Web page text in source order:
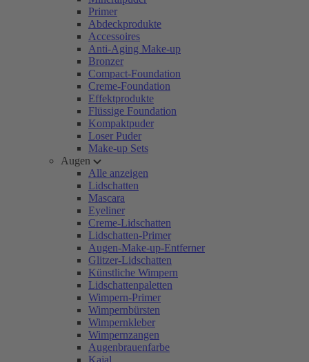
Primer
Abdeckprodukte
Accessoires
Anti-Aging Make-up
Bronzer
Compact-Foundation
Creme-Foundation
Effektprodukte
Flüssige Foundation
Kompaktpuder
Loser Puder
Make-up Sets
Augen
Alle anzeigen
Lidschatten
Mascara
Eyeliner
Creme-Lidschatten
Lidschatten-Primer
Augen-Make-up-Entferner
Glitzer-Lidschatten
Künstliche Wimpern
Lidschattenpaletten
Wimpern-Primer
Wimpernbürsten
Wimpernkleber
Wimpernzangen
Augenbrauenfarbe
Kajal